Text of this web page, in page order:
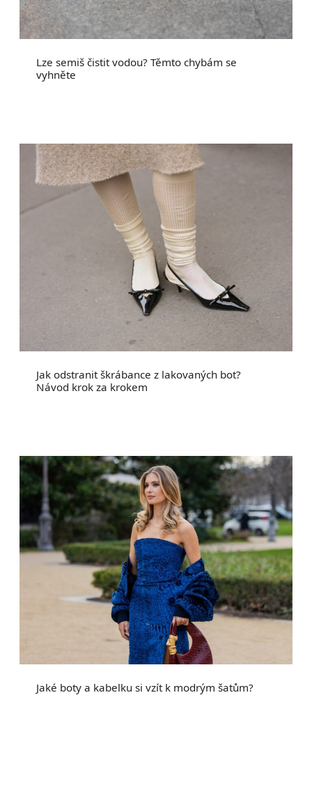
Lze semiš čistit vodou? Těmto chybám se
vyhněte
Jak odstranit škrábance z lakovaných bot?
Návod krok za krokem
Jaké boty a kabelku si vzít k modrým šatům?